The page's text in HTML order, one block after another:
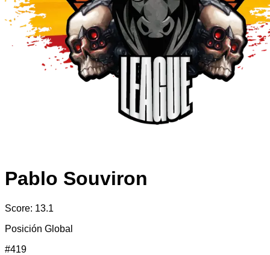
Pablo Souviron
Score: 13.1
Posición Global
#419